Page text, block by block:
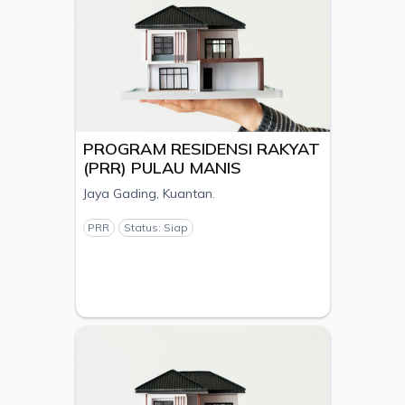
PROGRAM RESIDENSI RAKYAT
(PRR) PULAU MANIS
Jaya Gading, Kuantan.
PRR Status: Siap